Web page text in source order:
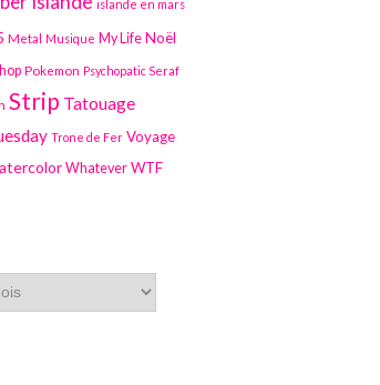
islande en mars
Metal Musique My Life Noël
Pokemon Psychopatic Seraf
Strip Tatouage
Trone de Fer Voyage
Whatever WTF